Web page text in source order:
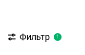
Фильтр 1